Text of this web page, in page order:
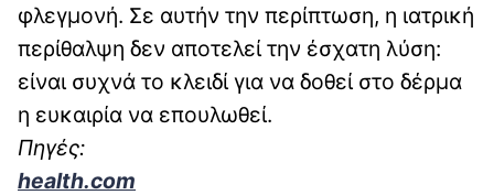
φλεγμονή. Σε αυτήν την περίπτωση, η ιατρική
περίθαλψη δεν αποτελεί την έσχατη λύση:
είναι συχνά το κλειδί για να δοθεί στο δέρμα
η ευκαιρία να επουλωθεί.
Πηγές:
health.com